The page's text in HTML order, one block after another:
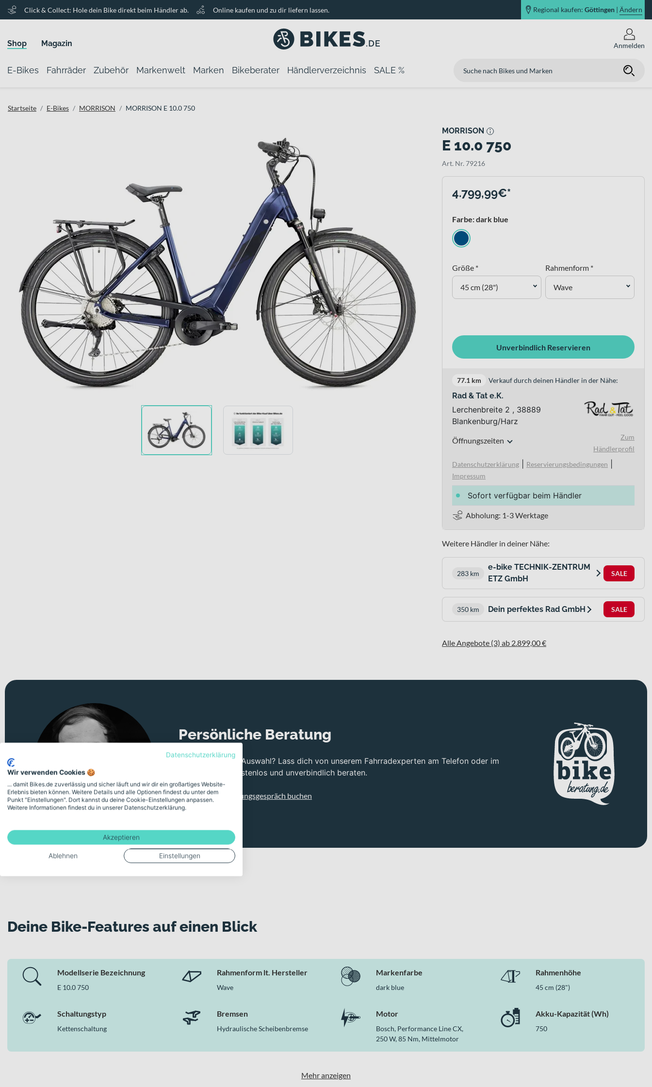
Click & Collect: Hole dein Bike direkt beim Händler ab. Online kaufen und zu dir liefern lassen. Regional kaufen: Göttingen | Ändern
Shop Magazin Anmelden
E-Bikes Fahrräder Zubehör Markenwelt Marken Bikeberater Händlerverzeichnis SALE %
Startseite E-Bikes MORRISON MORRISON E 10.0 750
MORRISON
E 10.0 750
Art. Nr. 79216
4.799,99€*
Farbe: dark blue
Größe *
45 cm (28")
Rahmenform *
Wave
Unverbindlich Reservieren
77.1 km Verkauf durch deinen Händler in der Nähe:
Rad & Tat e.K.
Lerchenbreite 2 , 38889
Blankenburg/Harz
Öffnungszeiten
Zum
Händlerprofil
Datenschutzerklärung
Reservierungsbedingungen
Impressum
Sofort verfügbar beim Händler
Abholung: 1-3 Werktage
Weitere Händler in deiner Nähe:
SALE
283 km
e-bike TECHNIK-ZENTRUM
ETZ GmbH
SALE
350 km Dein perfektes Rad GmbH
Alle Angebote (3) ab 2.899,00 €
Persönliche Beratung
Unsicher bei der Auswahl? Lass dich von unserem Fahrradexperten am Telefon oder im
Videomeeting kostenlos und unverbindlich beraten.
Kostenloses Beratungsgespräch buchen
Deine Bike-Features auf einen Blick
Modellserie Bezeichnung
E 10.0 750
Rahmenform lt. Hersteller
Wave
Markenfarbe
dark blue
Rahmenhöhe
45 cm (28")
Schaltungstyp
Kettenschaltung
Bremsen
Hydraulische Scheibenbremse
Motor
Bosch, Performance Line CX,
250 W, 85 Nm, Mittelmotor
Akku-Kapazität (Wh)
750
Mehr anzeigen
Datenschutzerklärung
Wir verwenden Cookies 🍪
... damit Bikes.de zuverlässig und sicher läuft und wir dir ein großartiges Website-
Erlebnis bieten können. Weitere Details und alle Optionen findest du unter dem
Punkt "Einstellungen". Dort kannst du deine Cookie-Einstellungen anpassen.
Weitere Informationen findest du in unserer Datenschutzerklärung.
Akzeptieren
Ablehnen Einstellungen